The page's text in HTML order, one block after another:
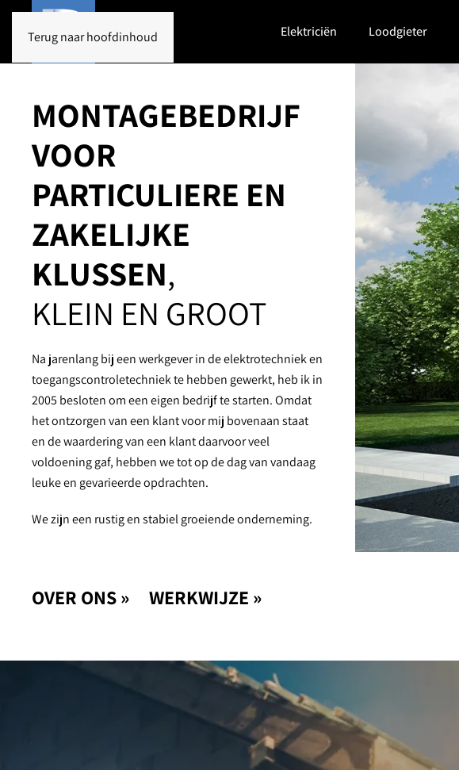
Terug naar hoofdinhoud Elektriciën Loodgieter
MONTAGEBEDRIJF
VOOR
PARTICULIERE EN
ZAKELIJKE
KLUSSEN,
KLEIN EN GROOT
Na jarenlang bij een werkgever in de elektrotechniek en
toegangscontroletechniek te hebben gewerkt, heb ik in
2005 besloten om een eigen bedrijf te starten. Omdat
het ontzorgen van een klant voor mij bovenaan staat
en de waardering van een klant daarvoor veel
voldoening gaf, hebben we tot op de dag van vandaag
leuke en gevarieerde opdrachten.
We zijn een rustig en stabiel groeiende onderneming.
OVER ONS » WERKWIJZE »